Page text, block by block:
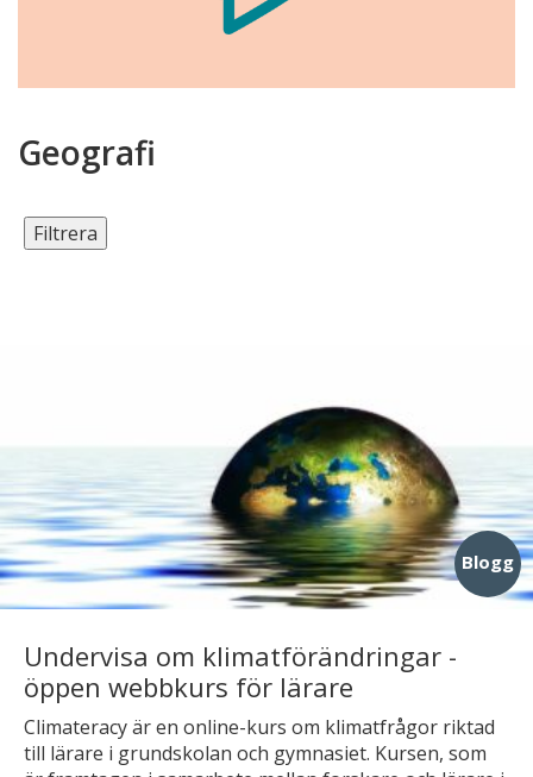
Geografi
Filtrera
Blogg
Undervisa om klimatförändringar -
öppen webbkurs för lärare
Climateracy är en online-kurs om klimatfrågor riktad
till lärare i grundskolan och gymnasiet. Kursen, som